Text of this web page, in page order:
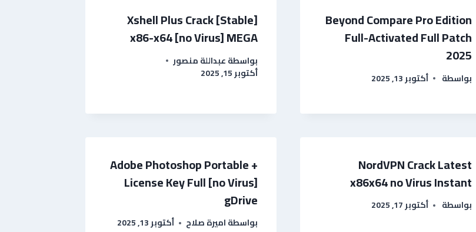
Beyond Compare Pro Edition
Full-Activated Full Patch
2025
بواسطة أكتوبر 13, 2025
Xshell Plus Crack [Stable]
x86-x64 [no Virus] MEGA
بواسطةعبداللة منصور
أكتوبر 15, 2025
NordVPN Crack Latest
x86x64 no Virus Instant
بواسطة أكتوبر 17, 2025
Adobe Photoshop Portable +
License Key Full [no Virus]
gDrive
بواسطةاميرة صلاح أكتوبر 13, 2025